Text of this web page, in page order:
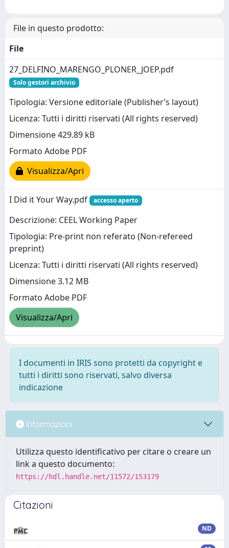
File in questo prodotto:
File
27_DELFINO_MARENGO_PLONER_JOEP.pdf
Solo gestori archivio
Tipologia: Versione editoriale (Publisher’s layout)
Licenza: Tutti i diritti riservati (All rights reserved)
Dimensione 429.89 kB
Formato Adobe PDF
Visualizza/Apri
I Did it Your Way.pdf accesso aperto
Descrizione: CEEL Working Paper
Tipologia: Pre-print non referato (Non-refereed
preprint)
Licenza: Tutti i diritti riservati (All rights reserved)
Dimensione 3.12 MB
Formato Adobe PDF
Visualizza/Apri
I documenti in IRIS sono protetti da copyright e
tutti i diritti sono riservati, salvo diversa
indicazione
Informazioni
Utilizza questo identificativo per citare o creare un
link a questo documento:
https://hdl.handle.net/11572/153179
Citazioni
ND